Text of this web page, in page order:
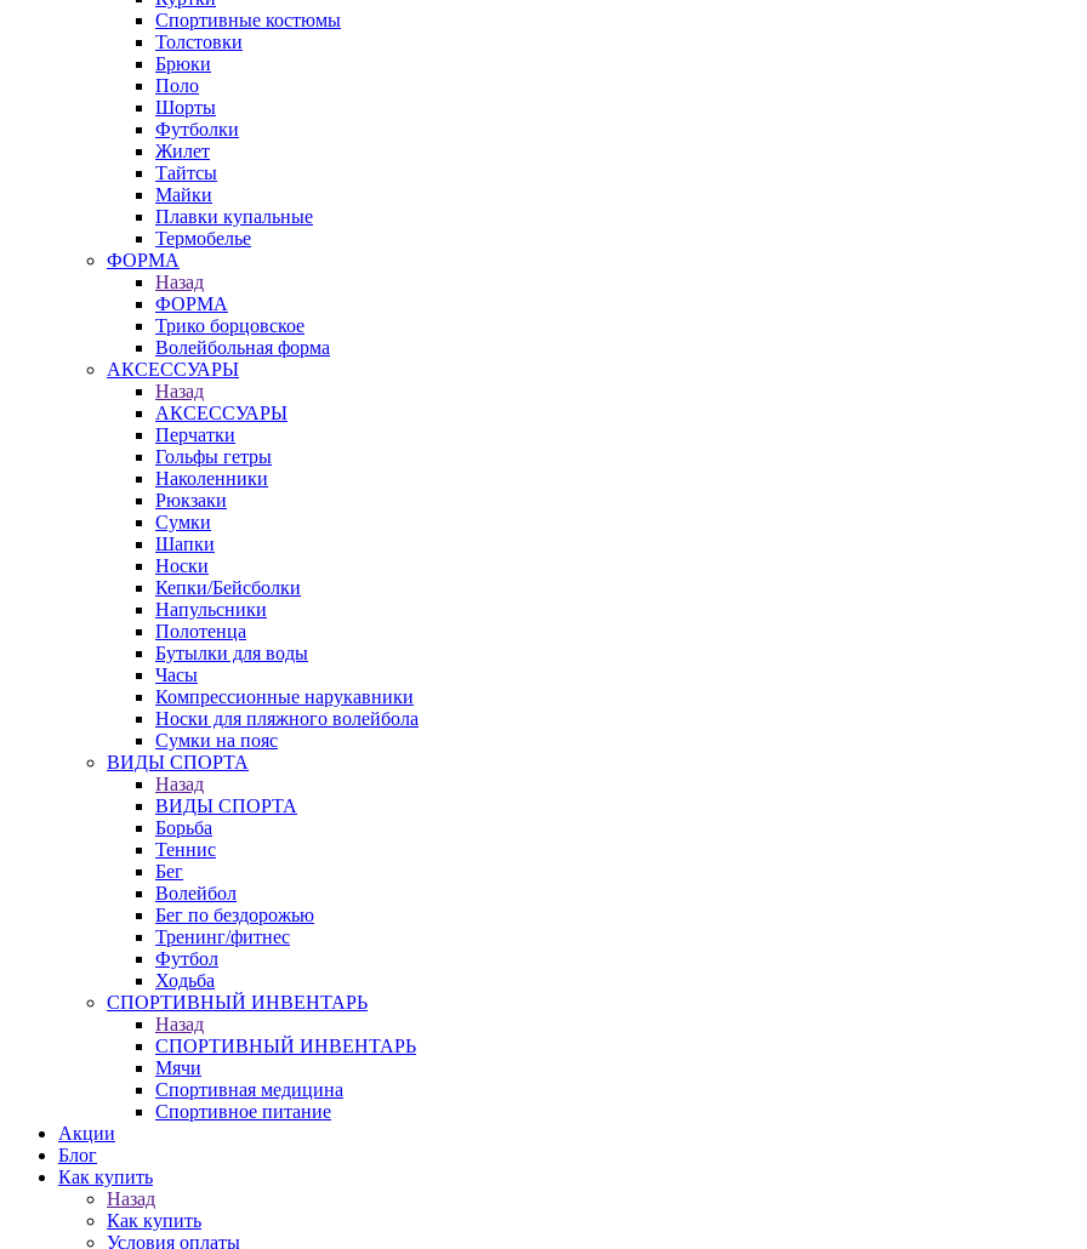
Спортивные костюмы
Толстовки
Брюки
Поло
Шорты
Футболки
Жилет
Тайтсы
Майки
Плавки купальные
Термобелье
ФОРМА
Назад
ФОРМА
Трико борцовское
Волейбольная форма
АКСЕССУАРЫ
Назад
АКСЕССУАРЫ
Перчатки
Гольфы гетры
Наколенники
Рюкзаки
Сумки
Шапки
Носки
Кепки/Бейсболки
Напульсники
Полотенца
Бутылки для воды
Часы
Компрессионные нарукавники
Носки для пляжного волейбола
Сумки на пояс
ВИДЫ СПОРТА
Назад
ВИДЫ СПОРТА
Борьба
Теннис
Бег
Волейбол
Бег по бездорожью
Тренинг/фитнес
Футбол
Ходьба
СПОРТИВНЫЙ ИНВЕНТАРЬ
Назад
СПОРТИВНЫЙ ИНВЕНТАРЬ
Мячи
Спортивная медицина
Спортивное питание
Акции
Блог
Как купить
Назад
Как купить
Условия оплаты